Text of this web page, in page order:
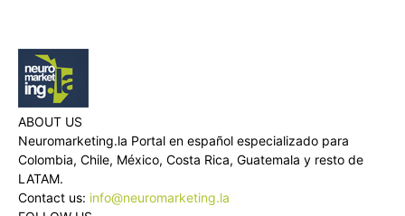
ABOUT US
Neuromarketing.la Portal en español especializado para
Colombia, Chile, México, Costa Rica, Guatemala y resto de
LATAM.
Contact us: info@neuromarketing.la